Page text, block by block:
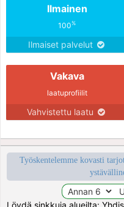
Ilmainen
100%
Ilmaiset palvelut
Vakava
laatuprofiilit
Vahvistettu laatu
Työskentelemme kovasti
Löydä sinkkuja alueilta: